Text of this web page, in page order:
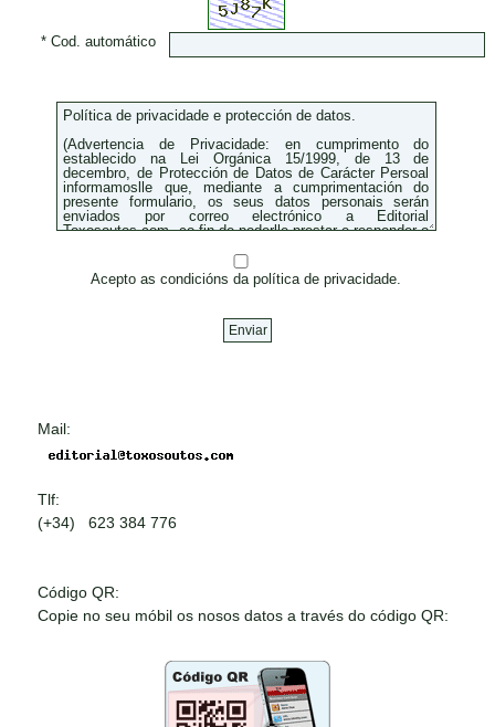
* Cod. automático
Acepto as condicións da política de privacidade.
Mail:
Tlf:
(+34) 623 384 776
Código QR:
Copie no seu móbil os nosos datos a través do código QR: